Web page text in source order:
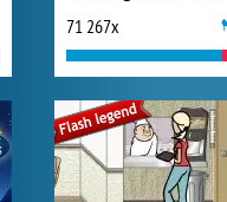
71 267x